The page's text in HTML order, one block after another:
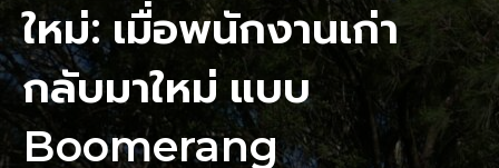
ใหม่: เมื่อพนักงานเก่า
กลับมาใหม่ แบบ
Boomerang